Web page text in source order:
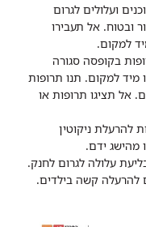
ועלולים לגרום
ובטוח. אל תעבירו
למקום.
בקופסה סגורה
מיד למקום. תנו תרופות
אל תציגו תרופות או
להרעלת ניקוטין
מהישג ידם.
עלולה לגרום לחנק.
להרעלה קשה בילדים.